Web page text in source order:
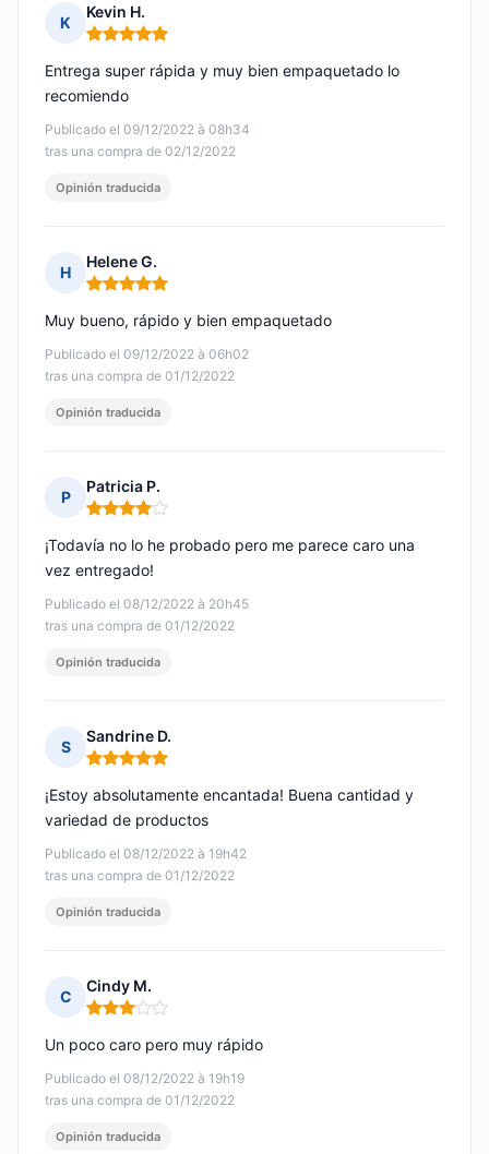
K
Kevin H.
Nota: 5 de 5
Publicado el 09/12/2022 à 08h34
tras una compra de 02/12/2022
Entrega super rápida y muy bien empaquetado lo
recomiendo
Opinión traducida
H
Helene G.
Nota: 5 de 5
Publicado el 09/12/2022 à 06h02
tras una compra de 01/12/2022
Muy bueno, rápido y bien empaquetado
Opinión traducida
P
Patricia P.
Nota: 4 de 5
Publicado el 08/12/2022 à 20h45
tras una compra de 01/12/2022
¡Todavía no lo he probado pero me parece caro una
vez entregado!
Opinión traducida
S
Sandrine D.
Nota: 5 de 5
Publicado el 08/12/2022 à 19h42
tras una compra de 01/12/2022
¡Estoy absolutamente encantada! Buena cantidad y
variedad de productos
Opinión traducida
C
Cindy M.
Nota: 3 de 5
Publicado el 08/12/2022 à 19h19
tras una compra de 01/12/2022
Un poco caro pero muy rápido
Opinión traducida